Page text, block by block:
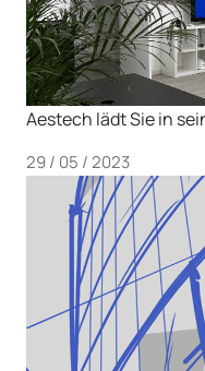
Aestech lädt Sie in
29 / 05 / 2023